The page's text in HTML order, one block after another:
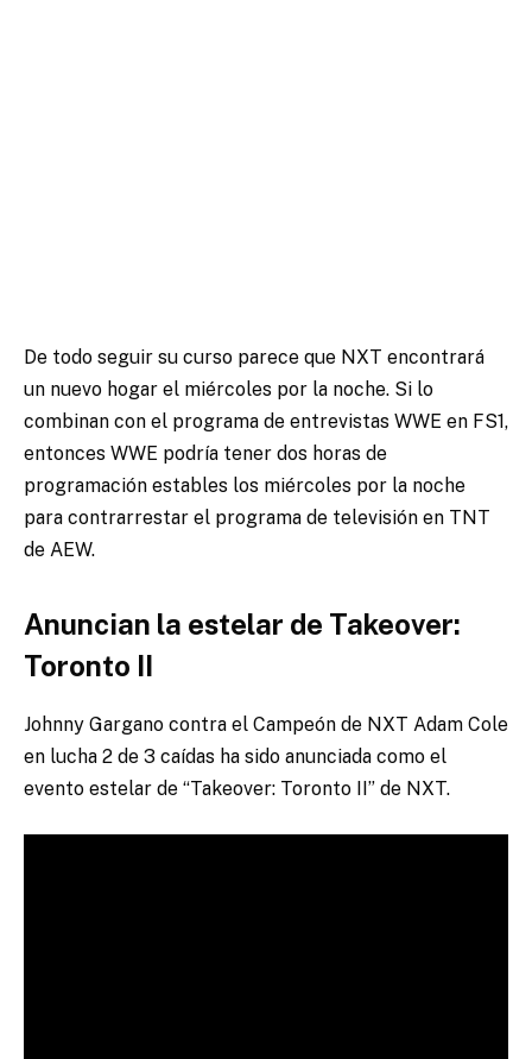
De todo seguir su curso parece que NXT encontrará
un nuevo hogar el miércoles por la noche. Si lo
combinan con el programa de entrevistas WWE en FS1,
entonces WWE podría tener dos horas de
programación estables los miércoles por la noche
para contrarrestar el programa de televisión en TNT
de AEW.
Anuncian la estelar de Takeover:
Toronto II
Johnny Gargano contra el Campeón de NXT Adam Cole
en lucha 2 de 3 caídas ha sido anunciada como el
evento estelar de “Takeover: Toronto II” de NXT.